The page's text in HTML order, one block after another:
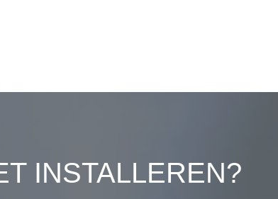
INSTALLEREN?